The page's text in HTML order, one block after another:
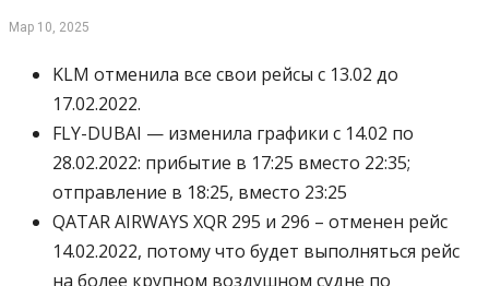
Мар 10, 2025
KLM отменила все свои рейсы с 13.02 до
17.02.2022.
FLY-DUBAI — изменила графики с 14.02 по
28.02.2022: прибытие в 17:25 вместо 22:35;
отправление в 18:25, вместо 23:25
QATAR AIRWAYS XQR 295 и 296 – отменен рейс
14.02.2022, потому что будет выполняться рейс
на более крупном воздушном судне по